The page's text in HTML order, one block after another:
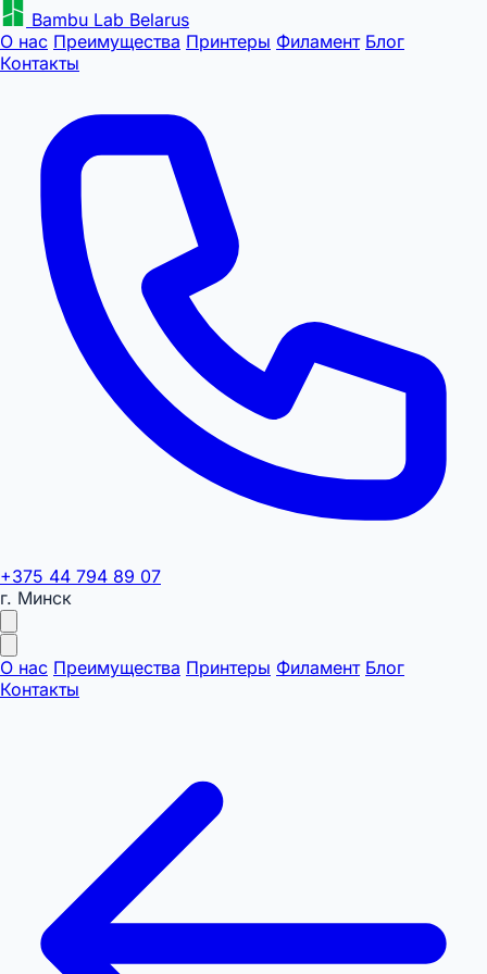
Bambu Lab Belarus
О нас Преимущества Принтеры Филамент Блог
Контакты
+375 44 794 89 07
г. Минск
О нас Преимущества Принтеры Филамент Блог
Контакты